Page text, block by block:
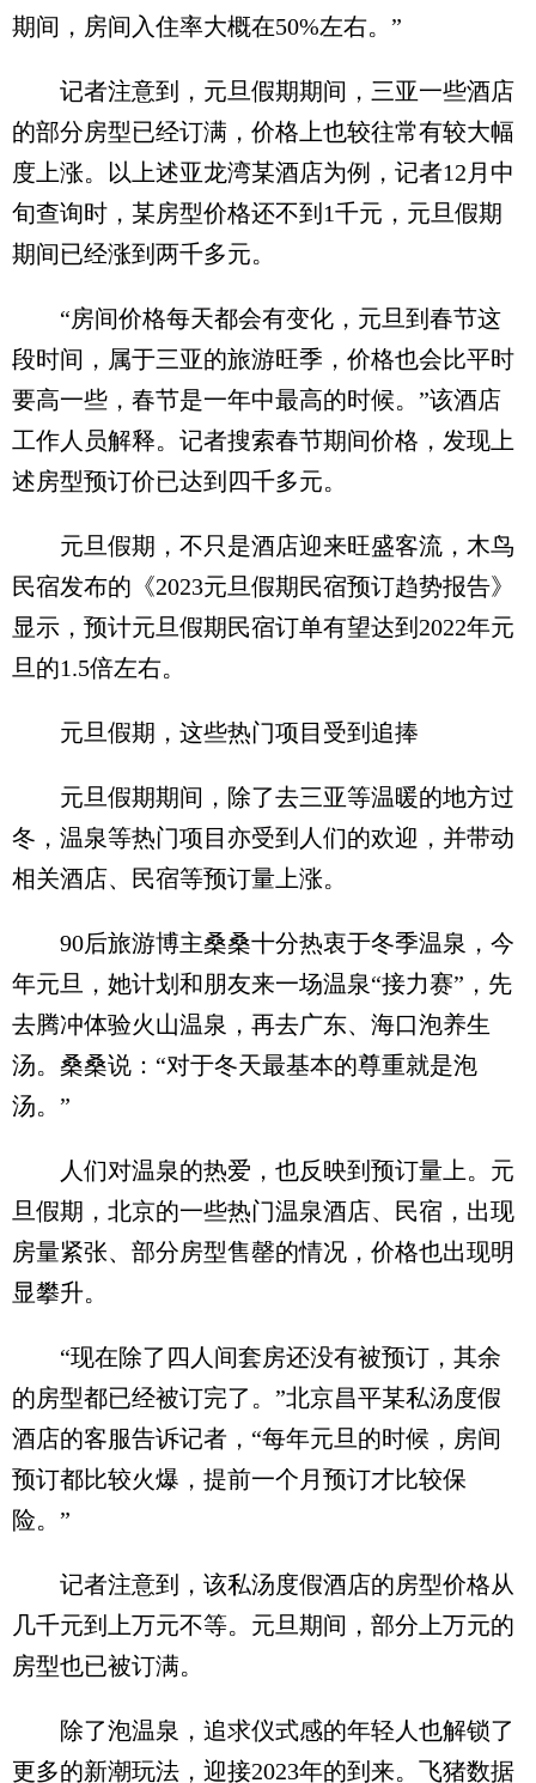
期间，房间入住率大概在50%左右。”
记者注意到，元旦假期期间，三亚一些酒店
的部分房型已经订满，价格上也较往常有较大幅
度上涨。以上述亚龙湾某酒店为例，记者12月中
旬查询时，某房型价格还不到1千元，元旦假期
期间已经涨到两千多元。
“房间价格每天都会有变化，元旦到春节这
段时间，属于三亚的旅游旺季，价格也会比平时
要高一些，春节是一年中最高的时候。”该酒店
工作人员解释。记者搜索春节期间价格，发现上
述房型预订价已达到四千多元。
元旦假期，不只是酒店迎来旺盛客流，木鸟
民宿发布的《2023元旦假期民宿预订趋势报告》
显示，预计元旦假期民宿订单有望达到2022年元
旦的1.5倍左右。
元旦假期，这些热门项目受到追捧
元旦假期期间，除了去三亚等温暖的地方过
冬，温泉等热门项目亦受到人们的欢迎，并带动
相关酒店、民宿等预订量上涨。
90后旅游博主桑桑十分热衷于冬季温泉，今
年元旦，她计划和朋友来一场温泉“接力赛”，先
去腾冲体验火山温泉，再去广东、海口泡养生
汤。桑桑说：“对于冬天最基本的尊重就是泡
汤。”
人们对温泉的热爱，也反映到预订量上。元
旦假期，北京的一些热门温泉酒店、民宿，出现
房量紧张、部分房型售罄的情况，价格也出现明
显攀升。
“现在除了四人间套房还没有被预订，其余
的房型都已经被订完了。”北京昌平某私汤度假
酒店的客服告诉记者，“每年元旦的时候，房间
预订都比较火爆，提前一个月预订才比较保
险。”
记者注意到，该私汤度假酒店的房型价格从
几千元到上万元不等。元旦期间，部分上万元的
房型也已被订满。
除了泡温泉，追求仪式感的年轻人也解锁了
更多的新潮玩法，迎接2023年的到来。飞猪数据